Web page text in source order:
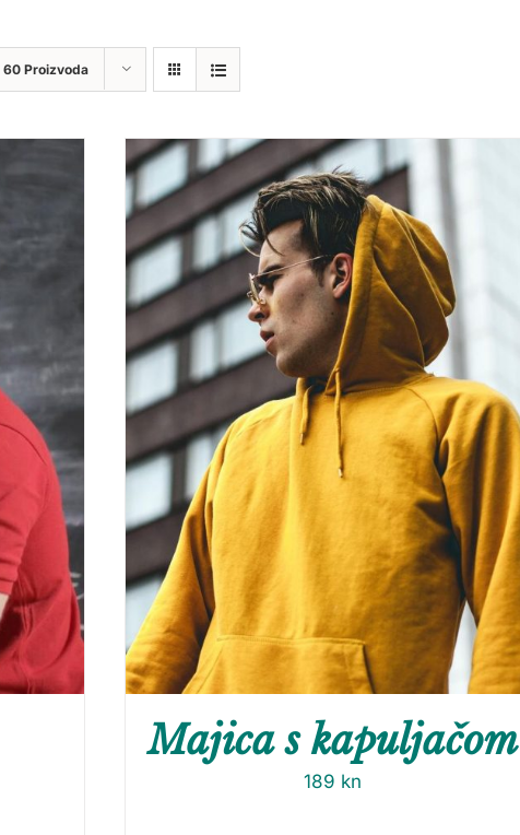
60 Proizvoda
Majica s kapuljačom
189 kn